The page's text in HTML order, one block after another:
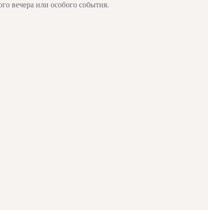
вечера или особого события.